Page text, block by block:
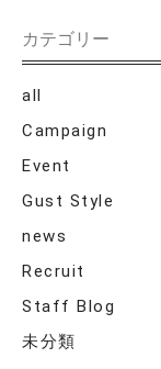
カテゴリー
all
Campaign
Event
Gust Style
news
Recruit
Staff Blog
未分類